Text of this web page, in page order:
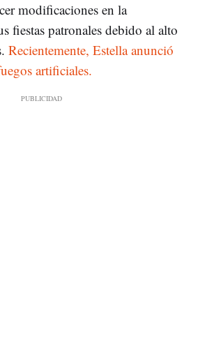
modificaciones en la
fiestas patronales debido al alto
Recientemente, Estella anunció
artificiales.